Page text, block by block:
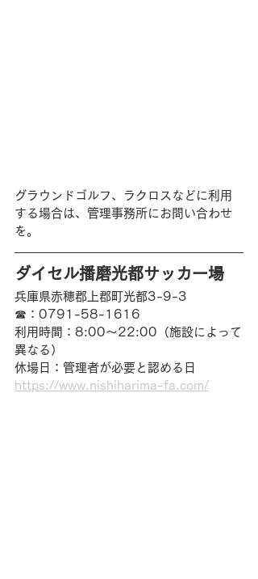
グラウンドゴルフ、ラクロスなどに利用
する場合は、管理事務所にお問い合わせ
を。
ダイセル播磨光都サッカー場
兵庫県赤穂郡上郡町光都3-9-3
☎︎：0791-58-1616
利用時間：8:00～22:00（施設によって
異なる）
休場日：管理者が必要と認める日
https://www.nishiharima-fa.com/